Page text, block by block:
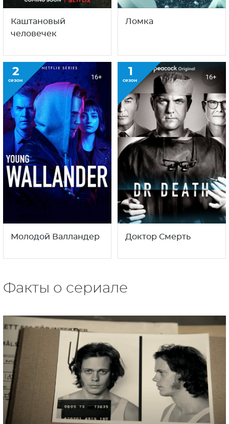
Каштановый
человечек
Ломка
2
сезон 16+
Молодой Валландер
1
сезон 16+
Доктор Смерть
Факты о сериале